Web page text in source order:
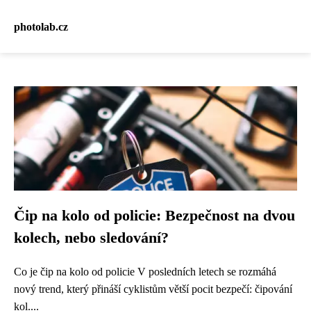
photolab.cz
Čip na kolo od policie: Bezpečnost na dvou
kolech, nebo sledování?
Co je čip na kolo od policie V posledních letech se rozmáhá
nový trend, který přináší cyklistům větší pocit bezpečí: čipování
kol....